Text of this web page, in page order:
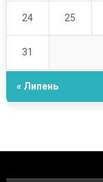
24 25
31
« Липень